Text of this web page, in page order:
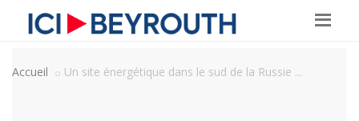
Accueil Un site énergétique dans le sud de la Russie ...